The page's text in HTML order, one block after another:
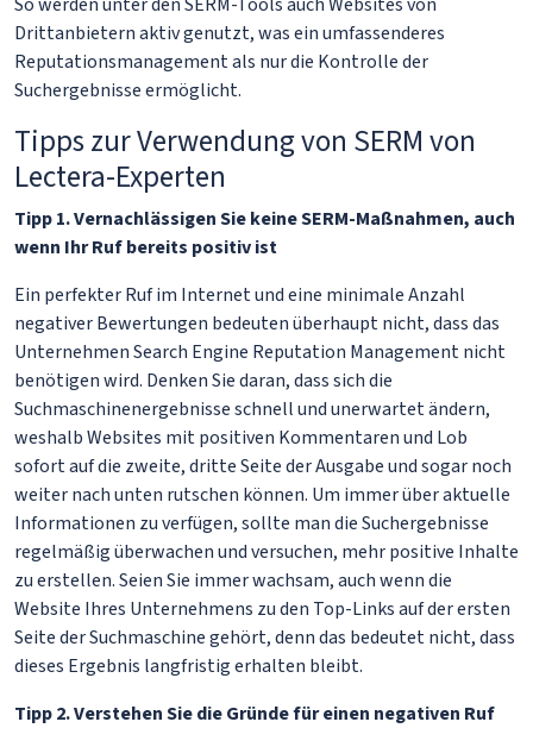
Drittanbietern aktiv genutzt, was ein umfassenderes
Reputationsmanagement als nur die Kontrolle der
Suchergebnisse ermöglicht.
Tipps zur Verwendung von SERM von
Lectera-Experten
Tipp 1. Vernachlässigen Sie keine SERM-Maßnahmen, auch
wenn Ihr Ruf bereits positiv ist
Ein perfekter Ruf im Internet und eine minimale Anzahl
negativer Bewertungen bedeuten überhaupt nicht, dass das
Unternehmen Search Engine Reputation Management nicht
benötigen wird. Denken Sie daran, dass sich die
Suchmaschinenergebnisse schnell und unerwartet ändern,
weshalb Websites mit positiven Kommentaren und Lob
sofort auf die zweite, dritte Seite der Ausgabe und sogar noch
weiter nach unten rutschen können. Um immer über aktuelle
Informationen zu verfügen, sollte man die Suchergebnisse
regelmäßig überwachen und versuchen, mehr positive Inhalte
zu erstellen. Seien Sie immer wachsam, auch wenn die
Website Ihres Unternehmens zu den Top-Links auf der ersten
Seite der Suchmaschine gehört, denn das bedeutet nicht, dass
dieses Ergebnis langfristig erhalten bleibt.
Tipp 2. Verstehen Sie die Gründe für einen negativen Ruf